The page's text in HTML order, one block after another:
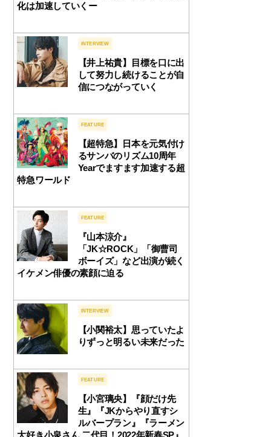
化は加速していくー
INTERVIEW
【井上祐貴】目標を口に出
して努力し続けることが自
信につながっていく
FEATURE
【超特急】日本を元気付け
るサンバのリズム10周年
Yearでますます加速する超
特急ワールド
FEATURE
『山本涼介』
「JK☆ROCK」「御曹司
ボーイズ」など出演が続く
イケメン俳優の素顔に迫る
INTERVIEW
【小関裕太】思っていたよ
りずっと明るい未来だった
FEATURE
【小宮璃央】『顔だけ先
生』『JKからやり直すシ
ルバープラン』『ラーメン